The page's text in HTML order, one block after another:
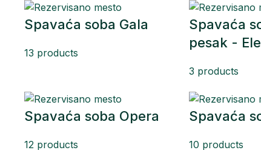
Spavaća soba Gala
13 products
Spavaća
pesak -
3 products
Spavaća soba Opera
12 products
Spavaća
10 products